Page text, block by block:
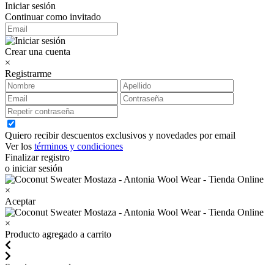
Iniciar sesión
Continuar como invitado
Crear una cuenta
×
Registrarme
Quiero recibir descuentos exclusivos y novedades por email
Ver los términos y condiciones
Finalizar registro
o iniciar sesión
×
Aceptar
×
Producto agregado a carrito